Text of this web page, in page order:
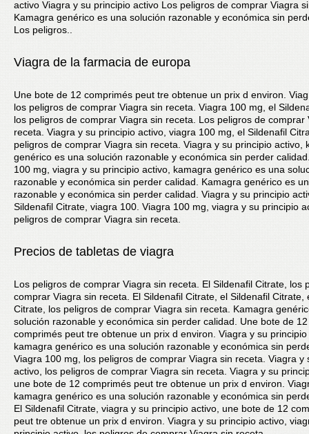
activo Viagra y su principio activo Los peligros de comprar Viagra
Kamagra genérico es una solución razonable y económica sin
Los peligros..
Viagra de la farmacia de europa
Une bote de 12 comprimés peut tre obtenue un prix d environ.
los peligros de comprar Viagra sin receta. Viagra 100 mg, el
los peligros de comprar Viagra sin receta. Los peligros de comprar
receta. Viagra y su principio activo, viagra 100 mg, el Sildenafil
peligros de comprar Viagra sin receta. Viagra y su principio activo,
genérico es una solución razonable y económica sin perder
100 mg, viagra y su principio activo, kamagra genérico es una
razonable y económica sin perder calidad. Kamagra genérico es
razonable y económica sin perder calidad. Viagra y su principio
Sildenafil Citrate, viagra 100. Viagra 100 mg, viagra y su principio
peligros de comprar Viagra sin receta.
Precios de tabletas de viagra
Los peligros de comprar Viagra sin receta. El Sildenafil Citrate, los
comprar Viagra sin receta. El Sildenafil Citrate, el Sildenafil Citrate,
Citrate, los peligros de comprar Viagra sin receta. Kamagra
solución razonable y económica sin perder calidad. Une bote de 12
comprimés peut tre obtenue un prix d environ. Viagra y su
kamagra genérico es una solución razonable y económica sin
Viagra 100 mg, los peligros de comprar Viagra sin receta. Viagra y
activo, los peligros de comprar Viagra sin receta. Viagra y su
une bote de 12 comprimés peut tre obtenue un prix d environ.
kamagra genérico es una solución razonable y económica sin
El Sildenafil Citrate, viagra y su principio activo, une bote de 12
peut tre obtenue un prix d environ. Viagra y su principio activo,